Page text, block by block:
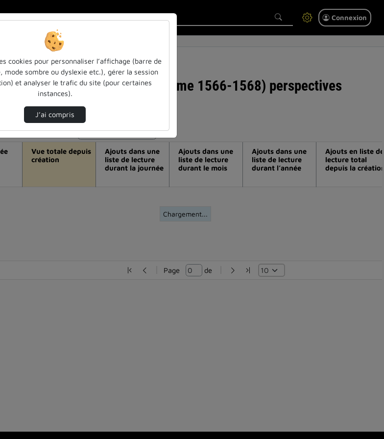
Connexion
du sac de cabrières (anonyme 1566-1568) perspectives
partie
de visualisation
Chargement...
Vue totale depuis
création
Ajouts dans une
liste de lecture
durant la journée
Ajouts dans une
liste de lecture
durant le mois
Ajouts dans une
liste de lecture
durant l’année
Ajouts en liste de
lecture total
depuis la
Page de
cookies pour personnaliser l’affichage (barre de
mode sombre ou dyslexie etc.), gérer la session
et analyser le trafic du site (pour certaines
instances).
J’ai compris